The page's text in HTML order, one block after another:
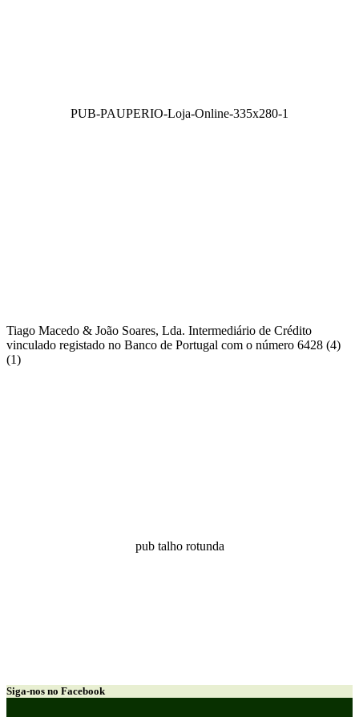
PUB-PAUPERIO-Loja-Online-335x280-1
Tiago Macedo & João Soares, Lda. Intermediário de Crédito
vinculado registado no Banco de Portugal com o número 6428 (4)
(1)
pub talho rotunda
Siga-nos no Facebook